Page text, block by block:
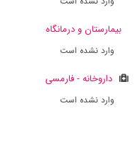
بیمارستان و درمانگاه
وارد نشده است
داروخانه - فارمسی
وارد نشده است